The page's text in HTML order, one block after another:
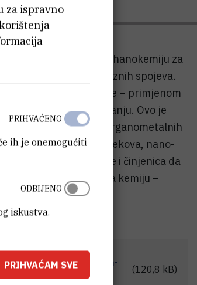
su puta primijenili mehanokemiju za
paladijevih polaznih spojeva.
kemijske sinteze – primjenom
spojeva u čvrstom stanju. Ovo je
metode za sintezu organometalnih
i katalizi, razvoju lijekova, nano-
metodi potvrđuje i činjenica da
časopisa za kemiju –
sintezu-organometalnih-
(120,8 kB)
za ispravno
ih je onemogućiti
PRIHVAĆENO
iskustva.
ODBIJENO
PRIHVAĆAM SVE